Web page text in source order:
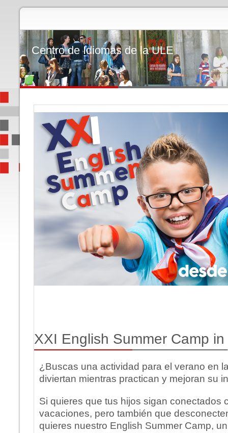
Centro de Idiomas de la ULE
XXI English Summer Camp
¿Buscas una actividad para el verano en
diviertan mientras practican y mejoran su
Si quieres que tus hijos sigan conectados
vacaciones, pero también que
quieres nuestro English Summer Camp,